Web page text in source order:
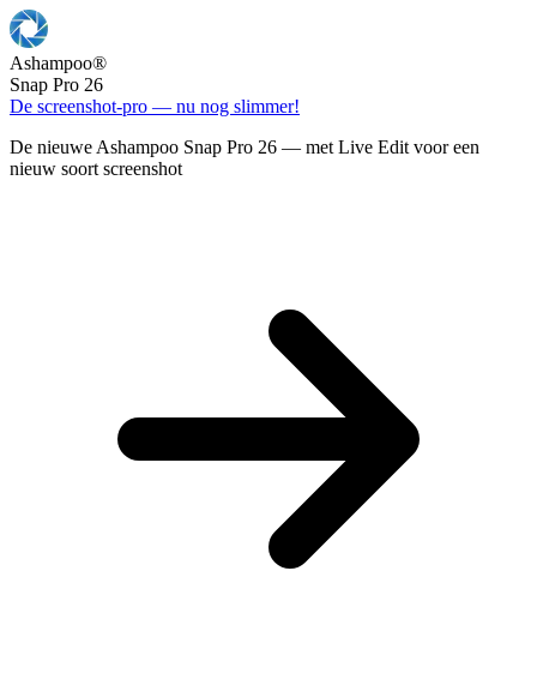
Ashampoo®
Snap Pro 26
De screenshot-pro — nu nog slimmer!
De nieuwe Ashampoo Snap Pro 26 — met Live Edit voor een
nieuw soort screenshot